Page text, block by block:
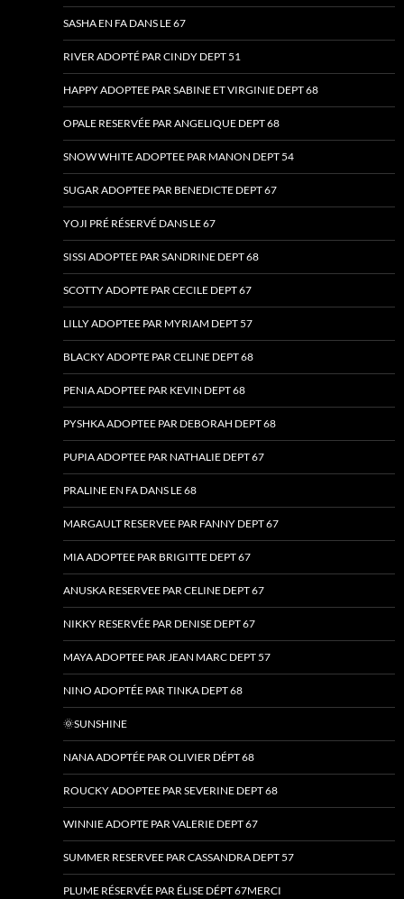
SASHA EN FA DANS LE 67
RIVER ADOPTÉ PAR CINDY DEPT 51
HAPPY ADOPTEE PAR SABINE ET VIRGINIE DEPT 68
OPALE RESERVÉE PAR ANGELIQUE DEPT 68
SNOW WHITE ADOPTEE PAR MANON DEPT 54
SUGAR ADOPTEE PAR BENEDICTE DEPT 67
YOJI PRÉ RÉSERVÉ DANS LE 67
SISSI ADOPTEE PAR SANDRINE DEPT 68
SCOTTY ADOPTE PAR CECILE DEPT 67
LILLY ADOPTEE PAR MYRIAM DEPT 57
BLACKY ADOPTE PAR CELINE DEPT 68
PENIA ADOPTEE PAR KEVIN DEPT 68
PYSHKA ADOPTEE PAR DEBORAH DEPT 68
PUPIA ADOPTEE PAR NATHALIE DEPT 67
PRALINE EN FA DANS LE 68
MARGAULT RESERVEE PAR FANNY DEPT 67
MIA ADOPTEE PAR BRIGITTE DEPT 67
ANUSKA RESERVEE PAR CELINE DEPT 67
NIKKY RESERVÉE PAR DENISE DEPT 67
MAYA ADOPTEE PAR JEAN MARC DEPT 57
NINO ADOPTÉE PAR TINKA DEPT 68
🌞SUNSHINE
NANA ADOPTÉE PAR OLIVIER DÉPT 68
ROUCKY ADOPTEE PAR SEVERINE DEPT 68
WINNIE ADOPTE PAR VALERIE DEPT 67
SUMMER RESERVEE PAR CASSANDRA DEPT 57
PLUME RÉSERVÉE PAR ÉLISE DÉPT 67MERCI